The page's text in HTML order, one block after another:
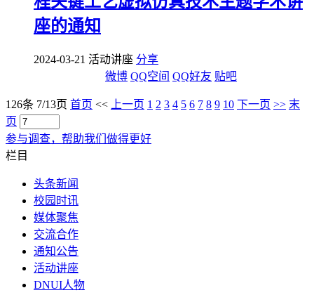
座的通知
2024-03-21 活动讲座 分享
微博 QQ空间 QQ好友 贴吧
126条 7/13页 首页 << 上一页 1 2 3 4 5 6 7 8 9 10 下一页 >> 末
页
参与调查，帮助我们做得更好
栏目
头条新闻
校园时讯
媒体聚焦
交流合作
通知公告
活动讲座
DNUI人物